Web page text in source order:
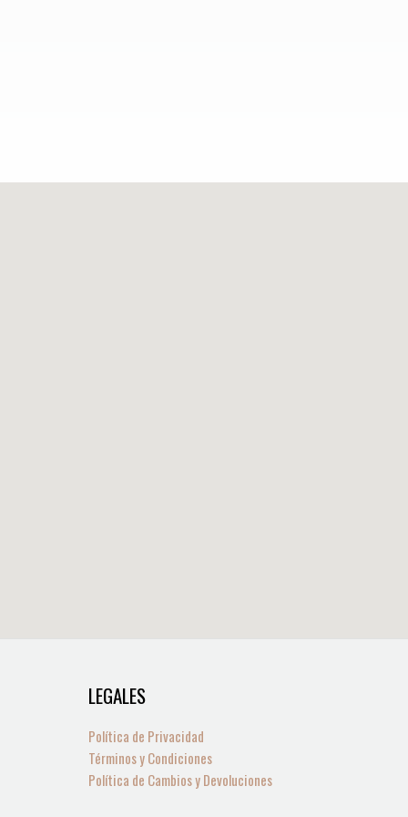
LEGALES
Política de Privacidad
Términos y Condiciones
Política de Cambios y Devoluciones